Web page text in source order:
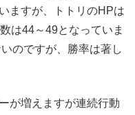
ますが、トトリのHPは
は44～49となっていま
のですが、勝率は著し
が増えますが連続行動